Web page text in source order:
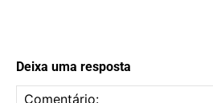
Deixa uma resposta